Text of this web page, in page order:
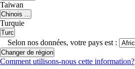
Taiwan
Chinois ...
Turquie
Turc
Selon nos données, votre pays est :
Changer de région
Comment utilisons-nous cette information?